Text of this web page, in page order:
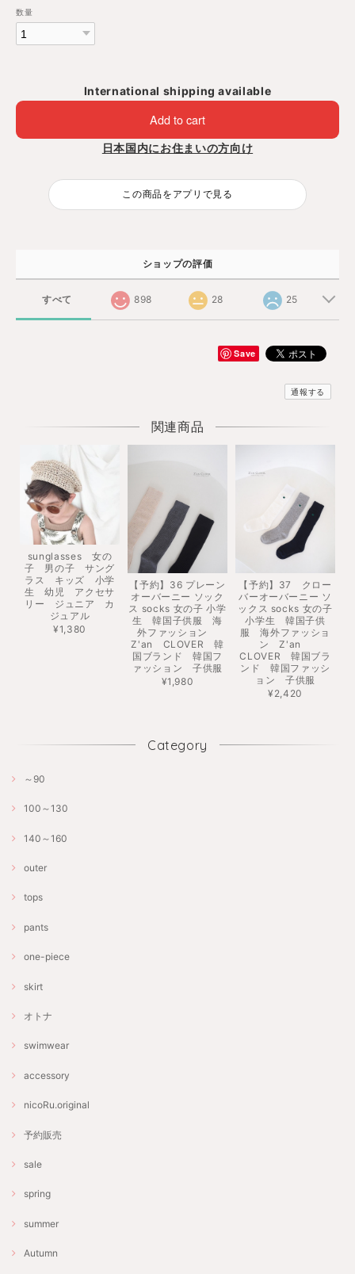
数量
International shipping available
Add to cart
日本国内にお住まいの方向け
この商品をアプリで見る
ショップの評価
すべて 898 28 25
Save
通報する
関連商品
sunglasses 女の
子 男の子 サング
ラス キッズ 小学
生 幼児 アクセサ
リー ジュニア カ
ジュアル
¥1,380
【予約】36 プレーン
オーバーニー ソック
ス socks 女の子 小学
生 韓国子供服 海
外ファッション
Z'an CLOVER 韓
国ブランド 韓国フ
ァッション 子供服
¥1,980
【予約】37 クロー
バーオーバーニー ソ
ックス socks 女の子
小学生 韓国子供
服 海外ファッショ
ン Z'an
CLOVER 韓国ブラ
ンド 韓国ファッシ
ョン 子供服
¥2,420
Category
～90
100～130
140～160
outer
tops
pants
one-piece
skirt
オトナ
swimwear
accessory
nicoRu.original
予約販売
sale
spring
summer
Autumn